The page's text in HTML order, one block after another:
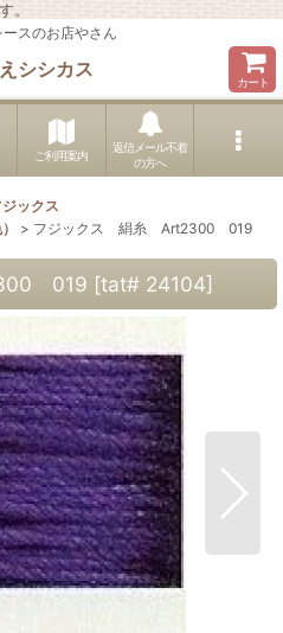
。
スのお店やさん
シシカス
カート
ご利用案内
返信メール不着
の方へ
ックス
> フジックス 絹糸 Art2300 019
019 [tat# 24104]